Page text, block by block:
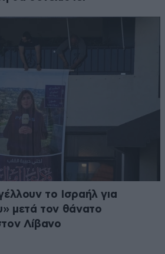
το Ισραήλ για
μετά τον θάνατο
Λίβανο